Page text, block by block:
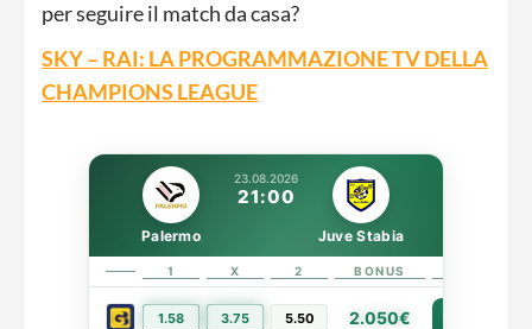
per seguire il match da casa?
SKY – RAI: LA PROGRAMMAZIONE TV DELLA
CHAMPIONS LEAGUE
23.08.2026
21:00
Palermo Juve Stabia
1 X 2 BONUS
1.58 3.75 5.50 2.050€